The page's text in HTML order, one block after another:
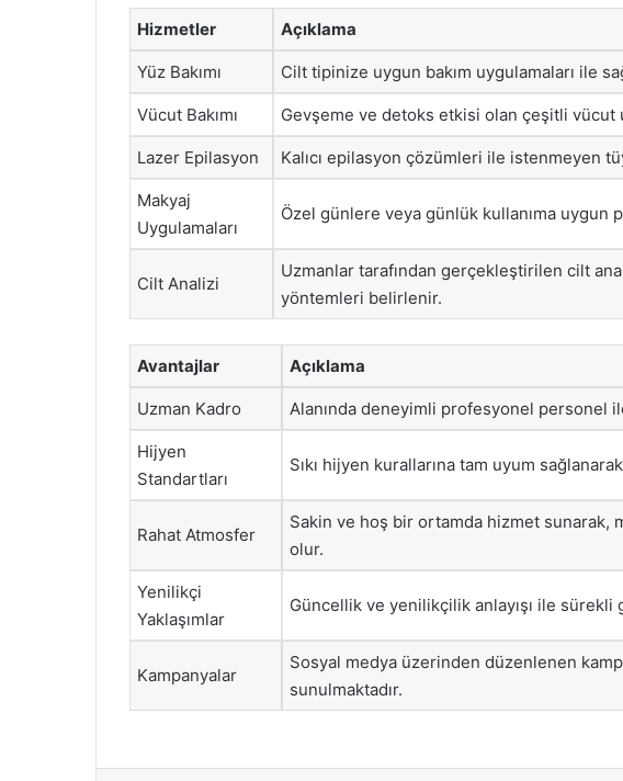
Hizmetler Açıklama
Yüz Bakımı Cilt tipinize uygun bakım uygulamaları ile
Vücut Bakımı Gevşeme ve detoks etkisi olan çeşitli vücut
Lazer Epilasyon Kalıcı epilasyon çözümleri ile istenmeyen
Makyaj
Uygulamaları
Özel günlere veya günlük kullanıma uygun
Cilt Analizi
Uzmanlar tarafından gerçekleştirilen cilt
yöntemleri belirlenir.
Avantajlar Açıklama
Uzman Kadro Alanında deneyimli profesyonel personel
Hijyen
Standartları
Sıkı hijyen kurallarına tam uyum
Rahat Atmosfer
Sakin ve hoş bir ortamda hizmet sunarak,
olur.
Yenilikçi
Yaklaşımlar
Güncellik ve yenilikçilik anlayışı ile
Kampanyalar
Sosyal medya üzerinden düzenlenen
sunulmaktadır.